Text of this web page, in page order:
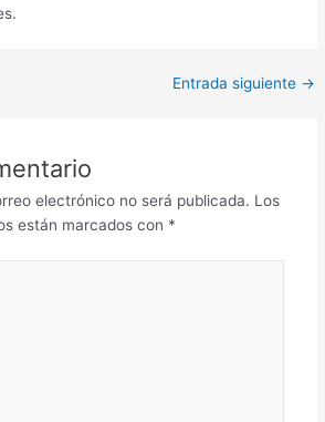
Entrada siguiente →
electrónico no será publicada. Los
están marcados con *